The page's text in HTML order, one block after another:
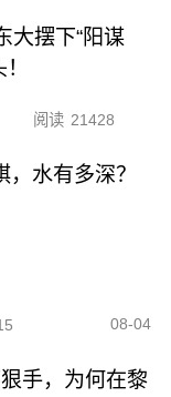
大摆下“阳谋
阅读 21428
水有多深？
08-04
手，为何在黎